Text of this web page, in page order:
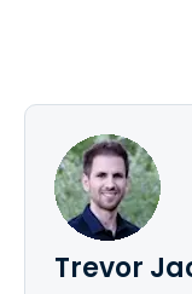
Trevor